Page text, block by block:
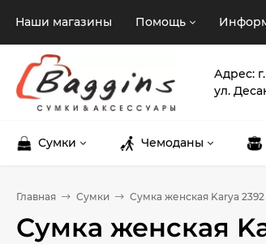
Наши магазины Помощь
Адрес:
ул.
Сумки Чемоданы
Главная Сумки Сумка женская Karya 2392
Сумка женская